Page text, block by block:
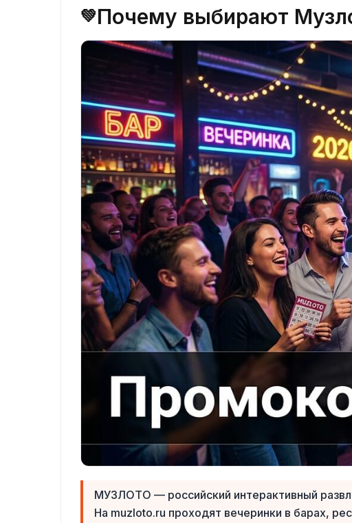
💚Почему выбирают
МУЗЛОТО — российский интерактивный
На muzloto.ru проходят вечеринки в барах,